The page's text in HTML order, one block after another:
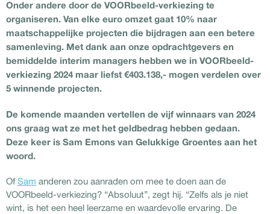
Onder andere door de VOORbeeld-verkiezing te
organiseren. Van elke euro omzet gaat 10% naar
maatschappelijke projecten die bijdragen aan een betere
samenleving. Met dank aan onze opdrachtgevers en
bemiddelde interim managers hebben we in VOORbeeld-
verkiezing 2024 maar liefst €403.138,- mogen verdelen over
5 winnende projecten.
De komende maanden vertellen de vijf winnaars van 2024
ons graag wat ze met het geldbedrag hebben gedaan.
Deze keer is Sam Emons van Gelukkige Groentes aan het
woord.
OfSam anderen zou aanraden om mee te doen aan de
VOORbeeld-verkiezing? “Absoluut”, zegt hij. “Zelfs als je niet
wint, is het een heel leerzame en waardevolle ervaring. De